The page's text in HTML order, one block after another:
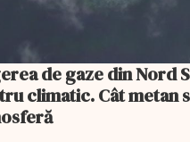
de gaze din Nord
climatic. Cât metan